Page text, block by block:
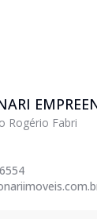
Rogério Fabri